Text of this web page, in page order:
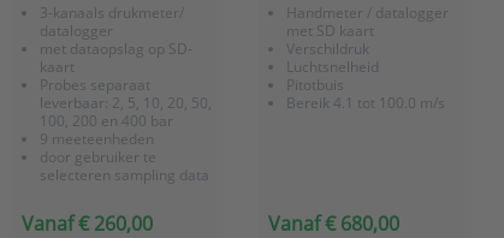
3-kanaals drukmeter/
datalogger
met dataopslag op SD-
kaart
Probes separaat
leverbaar: 2, 5, 10, 20, 50,
100, 200 en 400 bar
9 meeteenheden
door gebruiker te
selecteren sampling data
Vanaf € 260,00
Handmeter / datalogger
met SD kaart
Verschildruk
Luchtsnelheid
Pitotbuis
Bereik 4.1 tot 100.0 m/s
Vanaf € 680,00